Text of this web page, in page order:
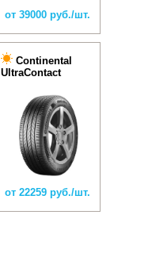
от 39000 руб./шт.
Continental
UltraContact
от 22259 руб./шт.